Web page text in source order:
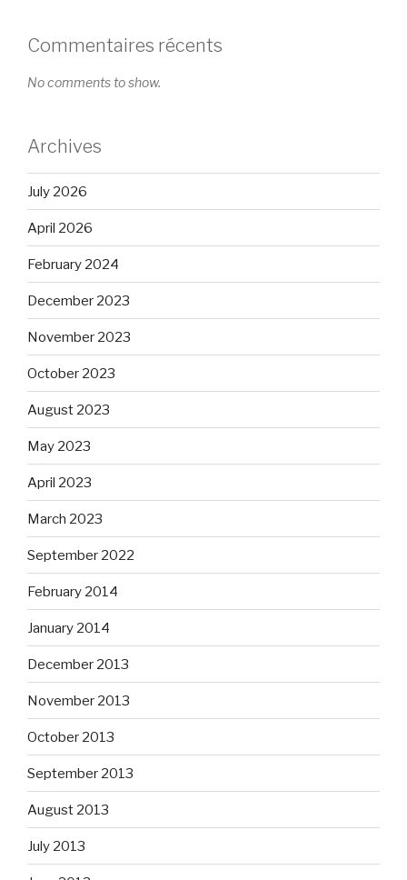
Commentaires récents
No comments to show.
Archives
July 2026
April 2026
February 2024
December 2023
November 2023
October 2023
August 2023
May 2023
April 2023
March 2023
September 2022
February 2014
January 2014
December 2013
November 2013
October 2013
September 2013
August 2013
July 2013